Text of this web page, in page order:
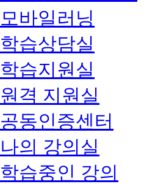
모바일러닝
학습상담실
학습지원실
원격 지원실
공동인증센터
나의 강의실
학습중인 강의